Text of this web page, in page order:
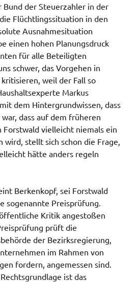
Bund der Steuerzahler in der
Flüchtlingssituation in den
Ausnahmesituation
einen hohen Planungsdruck
für alle Beteiligten
schwer, das Vorgehen in
weil der Fall so
Markus
dem Hintergrundwissen, dass
dass auf dem früheren
Forstwald vielleicht niemals ein
wird, stellt sich schon die Frage,
hätte anders regeln
Berkenkopf, sei Forstwald
sogenannte Preisprüfung.
Kritik angestoßen
prüft die
der Bezirksregierung,
im Rahmen von
fordern, angemessen sind.
ist das